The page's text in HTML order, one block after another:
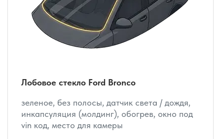
Лобовое стекло Ford Bronco
зеленое, без полосы, датчик света / дождя,
инкапсуляция (молдинг), обогрев, окно под
vin код, место для камеры